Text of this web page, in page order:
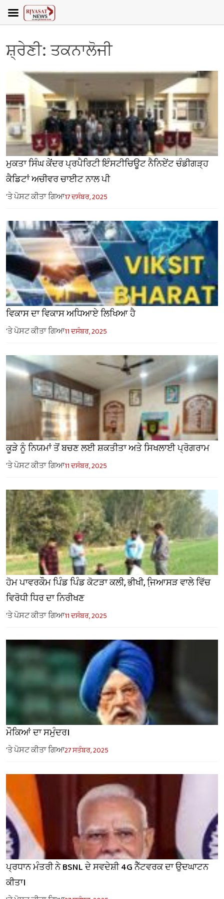
ਸ਼੍ਰੇਣੀ:ਤਕਨਾਲੋਜੀ
ਮੁਕਤਾ ਸਿੰਘ ਕੇਂਦਰ ਪ੍ਰਪੈਰਿਟੀ ਇੰਸਟੀਚਿਊਟ ਨੈਨਿਏਂਟ ਚੰਡੀਗੜ੍ਹ
ਕੈਡਿਟਾਂ ਅਚੀਵਰ ਚਾਈਟ ਨਾਲ ਪੀ
'ਤੇ ਪੋਸਟ ਕੀਤਾ ਗਿਆ17 ਦਸੰਬਰ, 2025
ਵਿਕਾਸ ਦਾ ਵਿਕਾਸ ਅਧਿਆਏ ਲਿਖਿਆ ਹੈ
'ਤੇ ਪੋਸਟ ਕੀਤਾ ਗਿਆ11 ਦਸੰਬਰ, 2025
ਕੂੜੇ ਨੂੰ ਨਿਯਮਾਂ ਤੋਂ ਬਚਣ ਲਈ ਸ਼ਕਤੀਤਾ ਅਤੇ ਸਿਖਲਾਈ ਪ੍ਰੋਗਰਾਮ
'ਤੇ ਪੋਸਟ ਕੀਤਾ ਗਿਆ11 ਦਸੰਬਰ, 2025
ਹੋਮ ਪਾਵਰਕੌਮ ਪਿੰਡ ਪਿੰਡ ਕੋਟੜਾ ਕਲੀ, ਭੀਖੀ, ਜਿ਼ਆਸੜ ਵਾਲੇ ਵਿੱਚ
ਵਿਰੋਧੀ ਧਿਰ ਦਾ ਨਿਰੀਖਣ
'ਤੇ ਪੋਸਟ ਕੀਤਾ ਗਿਆ11 ਦਸੰਬਰ, 2025
ਮੌਕਿਆਂ ਦਾ ਸਮੁੰਦਰ।
'ਤੇ ਪੋਸਟ ਕੀਤਾ ਗਿਆ27 ਸਤੰਬਰ, 2025
ਪ੍ਰਧਾਨ ਮੰਤਰੀ ਨੇ BSNL ਦੇ ਸਵਦੇਸ਼ੀ 4G ਨੈੱਟਵਰਕ ਦਾ ਉਦਘਾਟਨ
ਕੀਤਾ।